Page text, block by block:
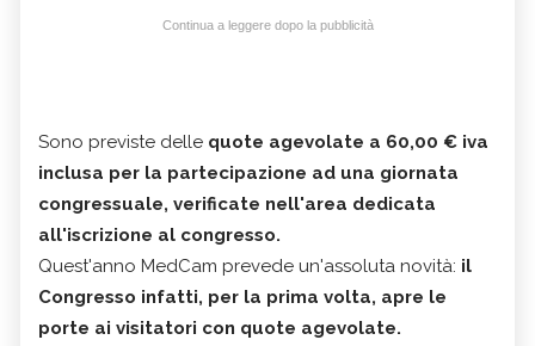
Continua a leggere dopo la pubblicità
Sono previste delle quote agevolate a 60,00 € iva
inclusa per la partecipazione ad una giornata
congressuale, verificate nell'area dedicata
all'iscrizione al congresso.
Quest'anno MedCam prevede un'assoluta novità: il
Congresso infatti, per la prima volta, apre le
porte ai visitatori con quote agevolate.